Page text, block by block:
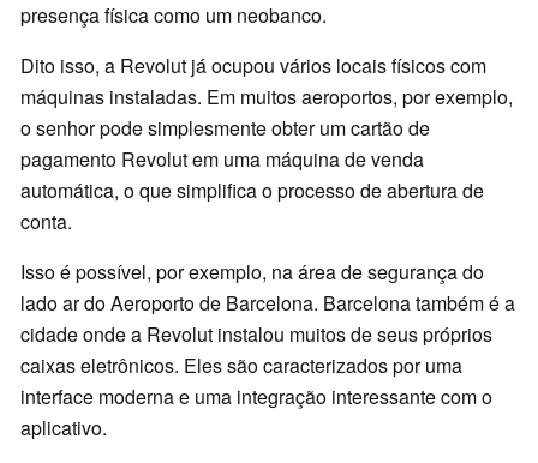
presença física como um neobanco.
Dito isso, a Revolut já ocupou vários locais físicos com
máquinas instaladas. Em muitos aeroportos, por exemplo,
o senhor pode simplesmente obter um cartão de
pagamento Revolut em uma máquina de venda
automática, o que simplifica o processo de abertura de
conta.
Isso é possível, por exemplo, na área de segurança do
lado ar do Aeroporto de Barcelona. Barcelona também é a
cidade onde a Revolut instalou muitos de seus próprios
caixas eletrônicos. Eles são caracterizados por uma
interface moderna e uma integração interessante com o
aplicativo.